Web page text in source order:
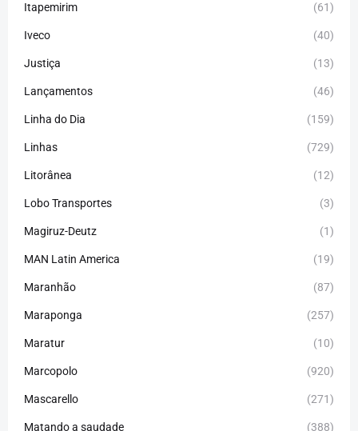
Itapemirim (61)
Iveco (40)
Justiça (13)
Lançamentos (46)
Linha do Dia (159)
Linhas (729)
Litorânea (12)
Lobo Transportes (3)
Magiruz-Deutz (1)
MAN Latin America (19)
Maranhão (87)
Maraponga (257)
Maratur (10)
Marcopolo (920)
Mascarello (271)
Matando a saudade (388)